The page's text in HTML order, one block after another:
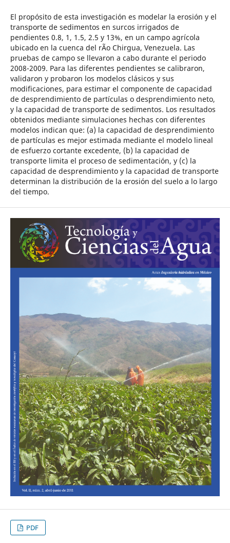
El propósito de esta investigación es modelar la erosión y el
transporte de sedimentos en surcos irrigados de
pendientes 0.8, 1, 1.5, 2.5 y 13%, en un campo agrícola
ubicado en la cuenca del rÃ­o Chirgua, Venezuela. Las
pruebas de campo se llevaron a cabo durante el periodo
2008-2009. Para las diferentes pendientes se calibraron,
validaron y probaron los modelos clásicos y sus
modificaciones, para estimar el componente de capacidad
de desprendimiento de partículas o desprendimiento neto,
y la capacidad de transporte de sedimentos. Los resultados
obtenidos mediante simulaciones hechas con diferentes
modelos indican que: (a) la capacidad de desprendimiento
de partículas es mejor estimada mediante el modelo lineal
de esfuerzo cortante excedente, (b) la capacidad de
transporte limita el proceso de sedimentación, y (c) la
capacidad de desprendimiento y la capacidad de transporte
determinan la distribución de la erosión del suelo a lo largo
del tiempo.
PDF